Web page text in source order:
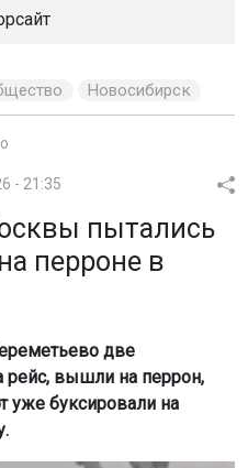
Новосибирск
- 21:35
пытались
перроне в
две
рейс, вышли на перрон,
уже буксировали на